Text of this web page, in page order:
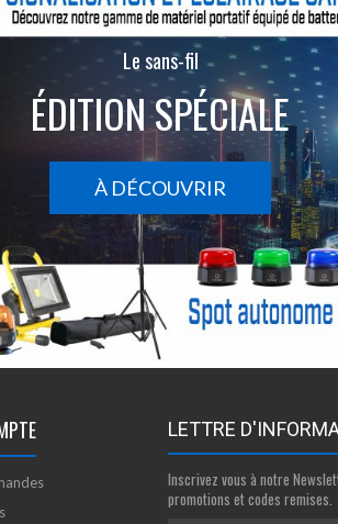
Le sans-fil
ÉDITION SPÉCIALE
À DÉCOUVRIR
LETTRE
Inscrivez vous à notre
promotions et codes remises.